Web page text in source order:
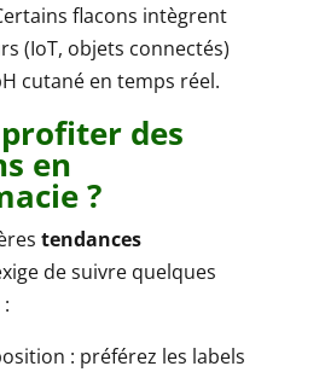
flacons intègrent
(IoT, objets connectés)
cutané en temps réel.
des
en
?
tendances
de suivre quelques
: préférez les labels